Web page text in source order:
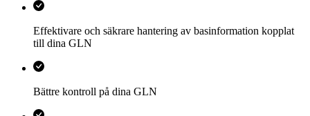
Effektivare och säkrare hantering av basinformation kopplat
till dina GLN
Bättre kontroll på dina GLN